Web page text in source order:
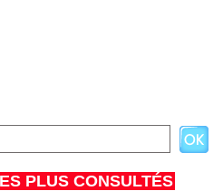
PLUS CONSULTÉS